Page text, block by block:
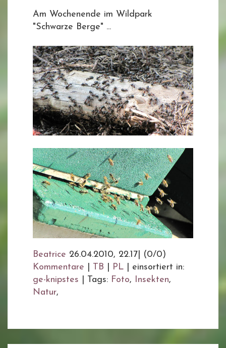
Am Wochenende im Wildpark
"Schwarze Berge" ...
Beatrice 26.04.2010, 22.17
(0/0)
Kommentare
TB PL
einsortiert in:
ge-knipstes
Tags: Foto, Insekten,
Natur,